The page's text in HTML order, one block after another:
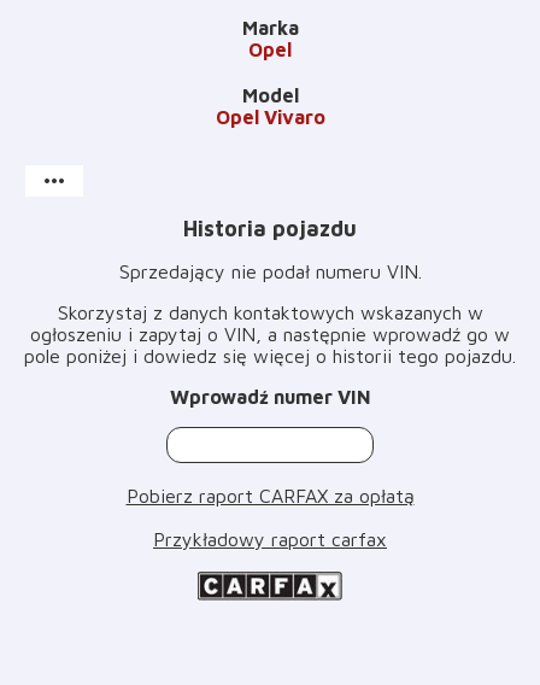
Marka
Opel
Model
Opel Vivaro
more_horiz
Historia pojazdu
Sprzedający nie podał numeru VIN
Skorzystaj z danych kontaktowych wskazanych w
ogłoszeniu i zapytaj o VIN, a następnie wprowadź go w
pole poniżej i dowiedz się więcej o historii tego pojazdu
Wprowadź numer VIN
Pobierz raport CARFAX za opłatą
Przykładowy raport carfax